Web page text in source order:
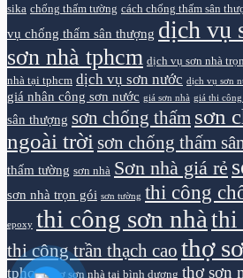
sika chống thấm tường cách chống thấm sân
vụ chống thấm sân thượng dịch vụ
sơn nhà tphcm dịch vụ sơn nhà
nhà tại tphcm dịch vụ sơn nước dịch vụ sơn
giá nhân công sơn nước giá sơn nhà giá thi
sân thượng sơn chống thấm sơn
ngoài trời sơn chống thấm
thấm tường sơn nhà Sơn nhà giá rẻ
sơn nhà trọn gói sơn tường thi công
epoxy thi công sơn nhà thi
thi công trần thạch cao thợ
tphcm
thợ sơn nhà tại bình dương thợ sơn